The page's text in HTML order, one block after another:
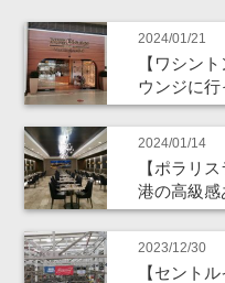
2024/01/21
【ワシン
ウンジに行
2024/01/14
【ポラリ
港の高級
2023/12/30
【セント